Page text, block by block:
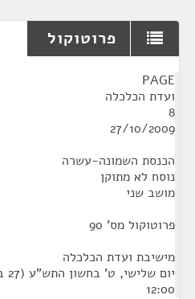
פרוטוקול
PAGE
ועדת הכלכלה
8
27/10/2009
הכנסת השמונה-עשרה
נוסח לא מתוקן
מושב שני
פרוטוקול מס' 90
מישיבת ועדת הכלכלה
12:00